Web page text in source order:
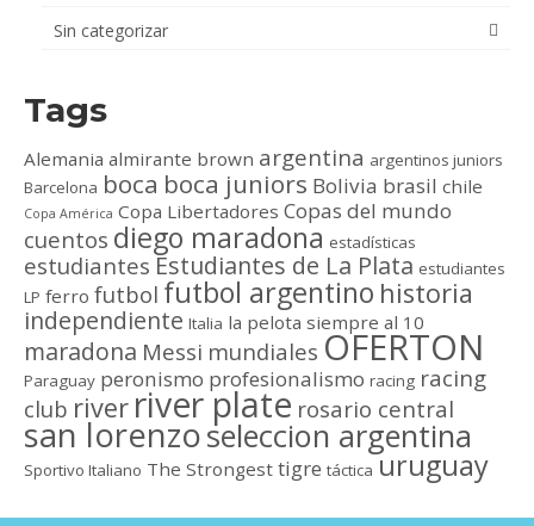
Sin categorizar
Tags
Alemania almirante brown argentina argentinos juniors
Barcelona boca boca juniors Bolivia brasil chile
Copa América Copa Libertadores Copas del mundo
cuentos diego maradona estadísticas
estudiantes Estudiantes de La Plata estudiantes
LP ferro futbol futbol argentino historia
independiente Italia la pelota siempre al 10
maradona Messi mundiales OFERTON
Paraguay peronismo profesionalismo racing racing
club river river plate rosario central
san lorenzoseleccion argentina
Sportivo Italiano The Strongest tigre táctica uruguay